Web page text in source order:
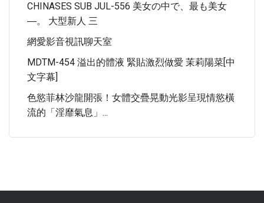
CHINASES SUB JUL-556 美女の中で、最も美女
―。 大型新人 三
網愛影音視訊聊天室
MDTM-454 溢出的體液 緊貼激烈做愛 茉莉陽菜[中
文字幕]
色慾菲林沙龍開張！女體交疊晃動光影呈現情慾橫
流的「淫靡氣息」...